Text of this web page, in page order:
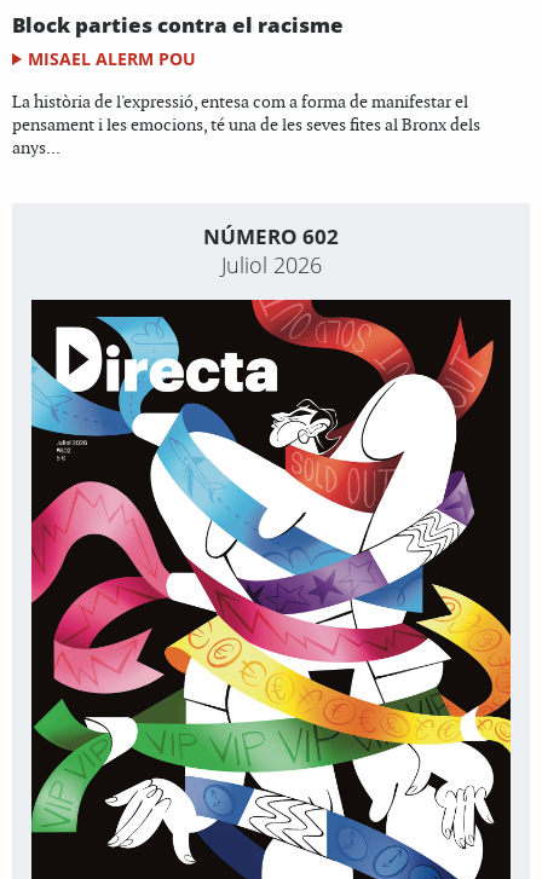
Block parties contra el racisme
MISAEL ALERM POU
La història de l'expressió, entesa com a forma de manifestar el
pensament i les emocions, té una de les seves fites al Bronx dels
anys...
NÚMERO 602
Juliol 2026